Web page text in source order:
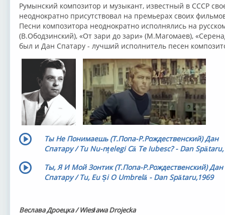
Румынский композитор и музыкант, известный в СССР
неоднократно присутствовал на премьерах своих
Песни композитора неоднократно исполнялись на
(В.Ободзинский), «От зари до зари» (М.Магомаев),
был и Дан Спатару - лучший исполнитель песен
Ты Не Понимаешь (Т.Попа-Р.Рождественский) Дан
Спатару / Tu Nu-nțelegi Că Te Iubesc? - Dan
Ты, Я И Мой Зонтик (Т.Попа-Р.Рождественский) Дан
Спатару / Tu, Eu Și O Umbrelă - Dan Spătaru,1969
Веслава Дроецка / Wiesława Drojecka